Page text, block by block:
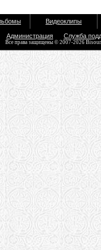
Видеоклипы
Администрация Служба
Все права защищены © 2007-2026